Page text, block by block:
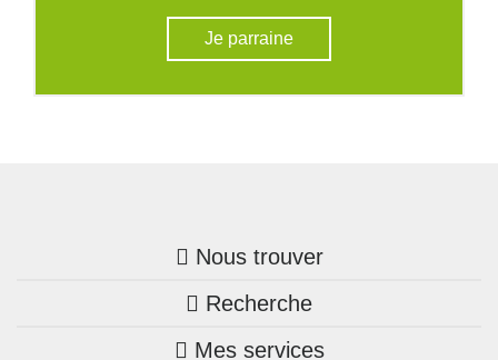
Je parraine
Nous trouver
Trouver une agence
Bretagne
Recherche
Nos annonces
Mes services